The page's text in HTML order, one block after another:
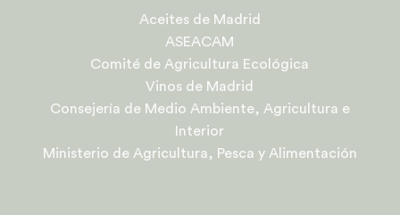
Aceites de Madrid
ASEACAM
Comité de Agricultura Ecológica
Vinos de Madrid
Consejería de Medio Ambiente, Agricultura e
Interior
Ministerio de Agricultura, Pesca y Alimentación